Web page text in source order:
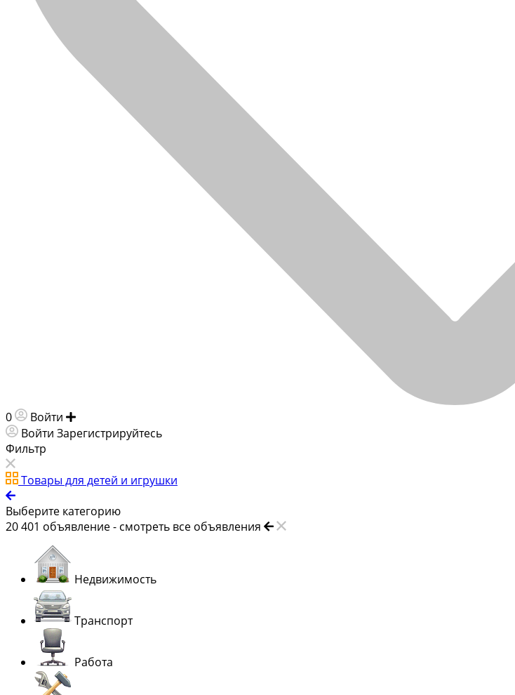
0 Войти
Войти Зарегистрируйтесь
Фильтр
Товары для детей и игрушки
Выберите категорию
20 401 объявление - смотреть все объявления
Недвижимость
Транспорт
Работа